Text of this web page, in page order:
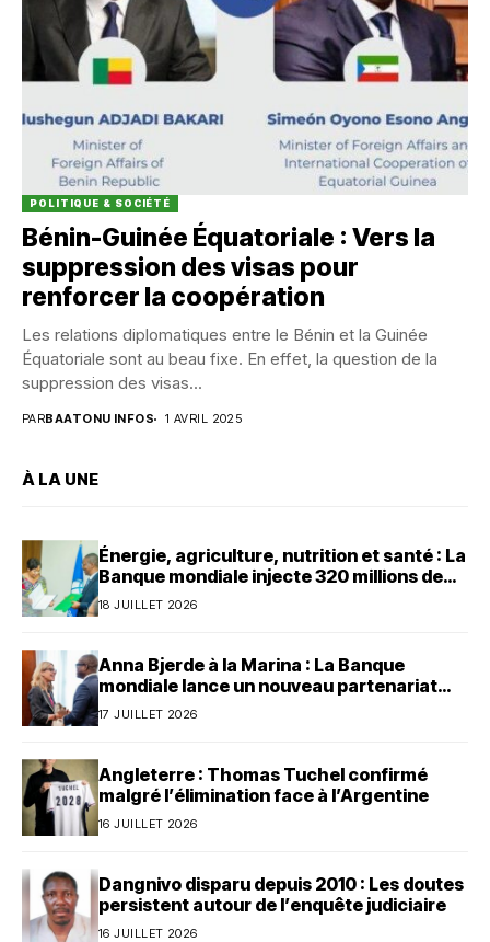
POLITIQUE & SOCIÉTÉ
Bénin-Guinée Équatoriale : Vers la
suppression des visas pour
renforcer la coopération
Les relations diplomatiques entre le Bénin et la Guinée
Équatoriale sont au beau fixe. En effet, la question de la
suppression des visas...
PARBAATONU INFOS 1 AVRIL 2025
À LA UNE
Énergie, agriculture, nutrition et santé : La
Banque mondiale injecte 320 millions de
dollars au Bénin
18 JUILLET 2026
Anna Bjerde à la Marina : La Banque
mondiale lance un nouveau partenariat
avec le Bénin
17 JUILLET 2026
Angleterre : Thomas Tuchel confirmé
malgré l’élimination face à l’Argentine
16 JUILLET 2026
Dangnivo disparu depuis 2010 : Les doutes
persistent autour de l’enquête judiciaire
16 JUILLET 2026